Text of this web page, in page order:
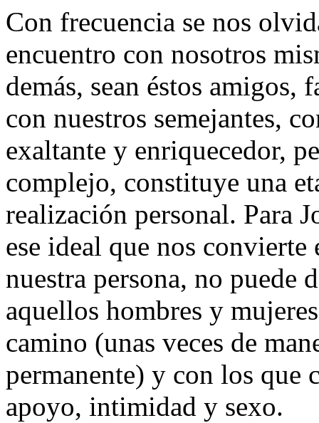
Con frecuencia se nos
encuentro con nosotros
demás, sean éstos
con nuestros semejantes,
exaltante y enriquecedor,
complejo, constituye una
realización personal. Para
ese ideal que nos convierte
nuestra persona, no puede
aquellos hombres y
camino (unas veces de
permanente) y con los que
apoyo, intimidad y sexo.